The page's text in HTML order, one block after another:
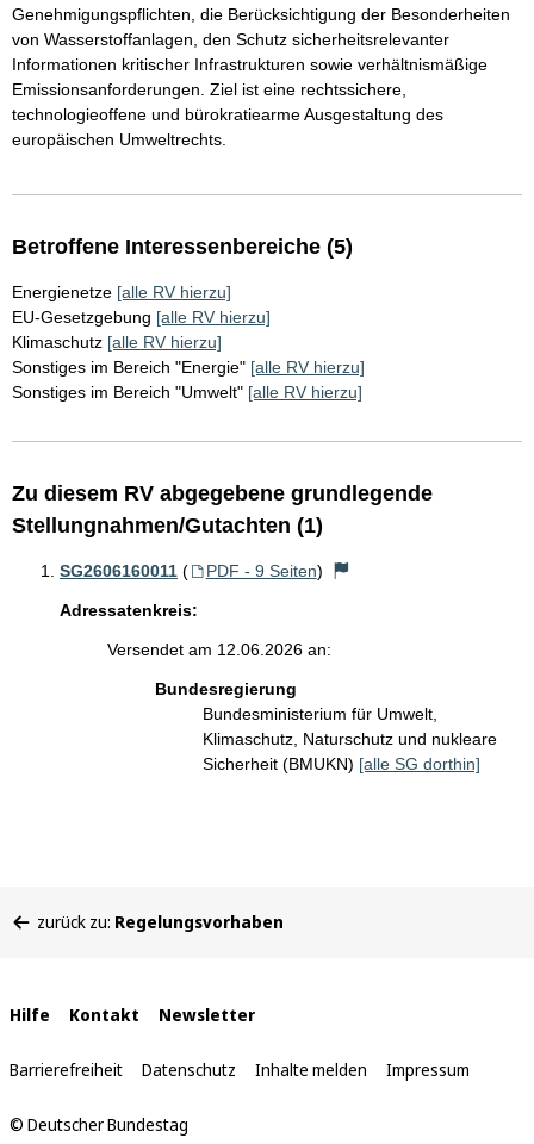
Genehmigungspflichten, die Berücksichtigung der Besonderheiten
von Wasserstoffanlagen, den Schutz sicherheitsrelevanter
Informationen kritischer Infrastrukturen sowie verhältnismäßige
Emissionsanforderungen. Ziel ist eine rechtssichere,
technologieoffene und bürokratiearme Ausgestaltung des
europäischen Umweltrechts.
Betroffene Interessenbereiche (5)
Energienetze [alle RV hierzu]
EU-Gesetzgebung [alle RV hierzu]
Klimaschutz [alle RV hierzu]
Sonstiges im Bereich "Energie" [alle RV hierzu]
Sonstiges im Bereich "Umwelt" [alle RV hierzu]
Zu diesem RV abgegebene grundlegende
Stellungnahmen/Gutachten (1)
SG2606160011 ( PDF - 9 Seiten)
Adressatenkreis:
Versendet am 12.06.2026 an:
Bundesregierung
Bundesministerium für Umwelt,
Klimaschutz, Naturschutz und nukleare
Sicherheit (BMUKN) [alle SG dorthin]
befinden
zurück zu: Regelungsvorhaben
Interne
Links
Hilfe Kontakt Newsletter
Barrierefreiheit Datenschutz Inhalte melden Impressum
© Deutscher Bundestag